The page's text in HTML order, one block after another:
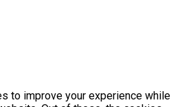
to improve your experience while